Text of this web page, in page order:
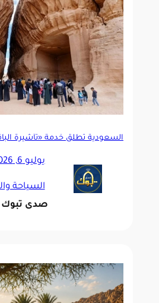
السعودية تطلق خدمة «تأشيرة
يوليو 6, 2026
السياحة
صدى تبوك